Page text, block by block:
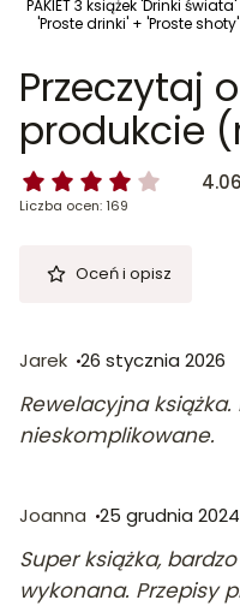
PAKIET 3 książek 'Drinki
'Proste drinki' + 'Proste shoty'
Przeczytaj
produkcie
4.06
Liczba ocen: 169
Oceń i opisz
Jarek 26 stycznia 2026
Rewelacyjna
nieskomplikowane.
Joanna 25 grudnia 2024
Super książka,
wykonana. Przepisy